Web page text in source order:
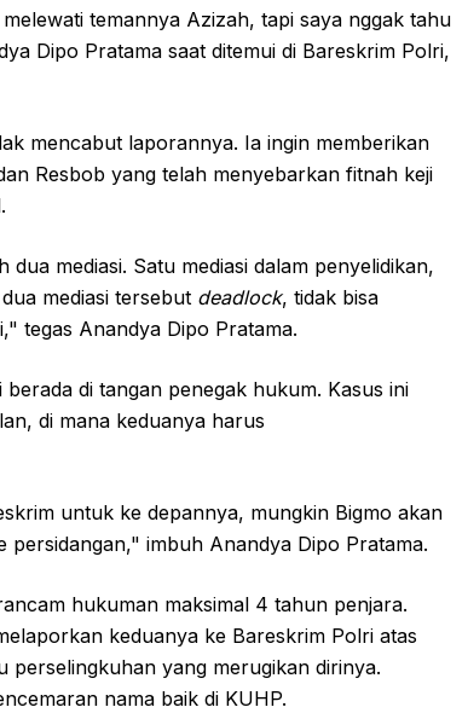
temannya Azizah, tapi saya nggak tahu
Dipo Pratama saat ditemui di Bareskrim Polri,
mencabut laporannya. Ia ingin memberikan
Resbob yang telah menyebarkan fitnah keji
mediasi. Satu mediasi dalam penyelidikan,
mediasi tersebut deadlock, tidak bisa
tegas Anandya Dipo Pratama.
di tangan penegak hukum. Kasus ini
di mana keduanya harus
untuk ke depannya, mungkin Bigmo akan
persidangan," imbuh Anandya Dipo Pratama.
hukuman maksimal 4 tahun penjara.
keduanya ke Bareskrim Polri atas
yang merugikan dirinya.
nama baik di KUHP.